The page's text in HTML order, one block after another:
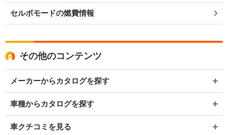
セルボモードの燃費情報
その他のコンテンツ
メーカーからカタログを探す
車種からカタログを探す
車クチコミを見る